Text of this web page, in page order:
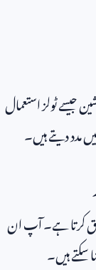
جیسے ٹولز استعمال
مدد دیتے ہیں۔
کرتا ہے۔ آپ ان
سکتے ہیں۔